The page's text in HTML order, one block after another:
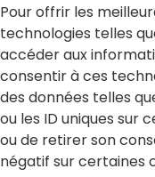
Pour offrir les
technologies telles
accéder aux
consentir à ces
des données telles
ou les ID uniques sur
ou de retirer son
négatif sur certaines